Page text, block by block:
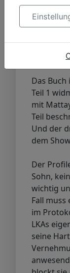
wird von
vermutet,
verübt
Das
Teil 1
mit
Teil
Und der
dem
Der
Sohn,
wichtig
Fall
im
LKAs
seine